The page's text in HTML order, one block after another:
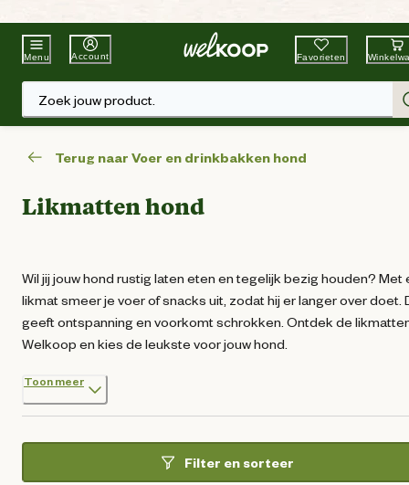
Beste WinkelketenTuin & Dier
Menu Account Favorieten
Zoek jouw product.
Terug naar Voer en drinkbakken hond
Likmatten hond
Wil jij jouw hond rustig laten eten en tegelijk bezig houden? Met
likmat smeer je voer of snacks uit, zodat hij er langer over doet.
geeft ontspanning en voorkomt schrokken. Ontdek de
Welkoop en kies de leukste voor jouw hond.
Toon meer
Filter en sorteer